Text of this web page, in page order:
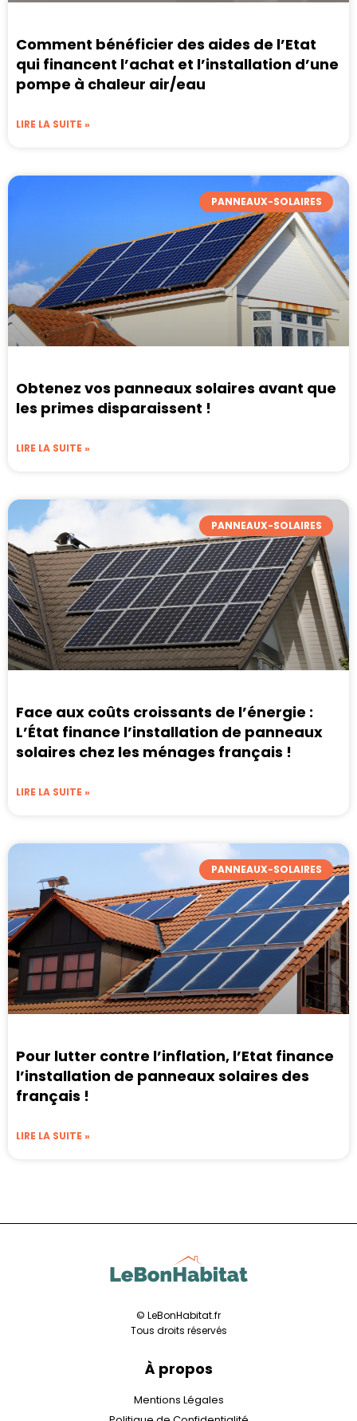
Comment bénéficier des aides de l’Etat
qui financent l’achat et l’installation d’une
pompe à chaleur air/eau
LIRE LA SUITE »
PANNEAUX-SOLAIRES
Obtenez vos panneaux solaires avant que
les primes disparaissent !
LIRE LA SUITE »
PANNEAUX-SOLAIRES
Face aux coûts croissants de l’énergie :
L’État finance l’installation de panneaux
solaires chez les ménages français !
LIRE LA SUITE »
PANNEAUX-SOLAIRES
Pour lutter contre l’inflation, l’Etat finance
l’installation de panneaux solaires des
français !
LIRE LA SUITE »
© LeBonHabitat.fr
Tous droits réservés
À propos
Mentions Légales